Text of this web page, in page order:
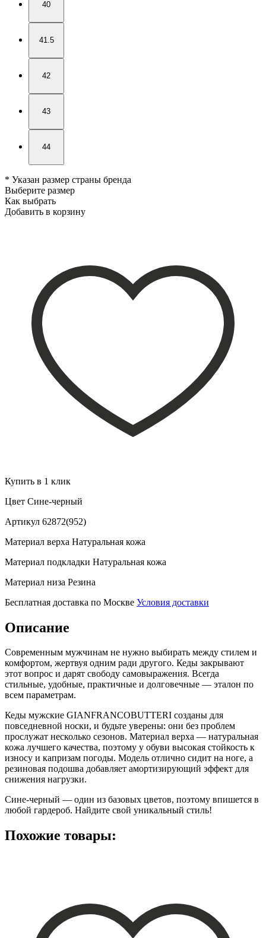
40
41.5
42
43
44
* Указан размер страны бренда
Выберите размер
Как выбрать
Добавить в корзину
Купить в 1 клик
Цвет Сине-черный
Артикул 62872(952)
Материал верха Натуральная кожа
Материал подкладки Натуральная кожа
Материал низа Резина
Бесплатная доставка по Москве Условия доставки
Описание
Современным мужчинам не нужно выбирать между стилем и
комфортом, жертвуя одним ради другого. Кеды закрывают
этот вопрос и дарят свободу самовыражения. Всегда
стильные, удобные, практичные и долговечные — эталон по
всем параметрам.
Кеды мужские GIANFRANCOBUTTERI созданы для
повседневной носки, и будьте уверены: они без проблем
прослужат несколько сезонов. Материал верха — натуральная
кожа лучшего качества, поэтому у обуви высокая стойкость к
износу и капризам погоды. Модель отлично сидит на ноге, а
резиновая подошва добавляет амортизирующий эффект для
снижения нагрузки.
Сине-черный — один из базовых цветов, поэтому впишется в
любой гардероб. Найдите свой уникальный стиль!
Похожие товары: